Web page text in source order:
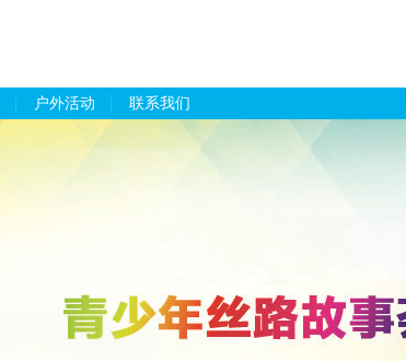
户外活动 联系我们